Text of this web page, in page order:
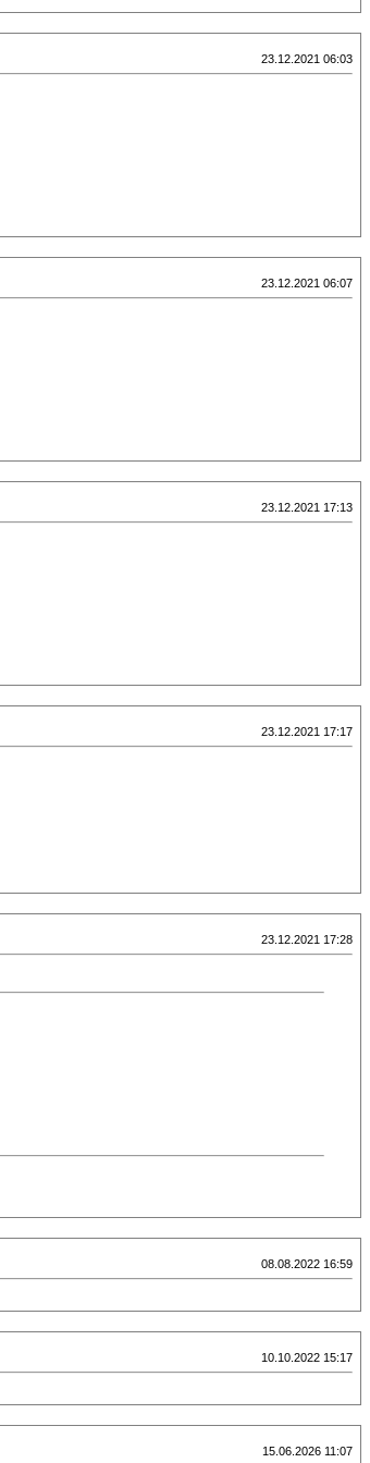
23.12.2021 06:03
23.12.2021 06:07
23.12.2021 17:13
23.12.2021 17:17
23.12.2021 17:28
08.08.2022 16:59
10.10.2022 15:17
15.06.2026 11:07